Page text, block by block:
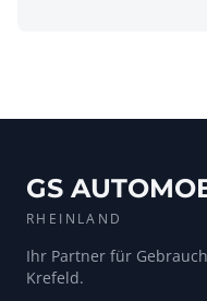
GS
RHEINLAND
Ihr Partner für
Krefeld.